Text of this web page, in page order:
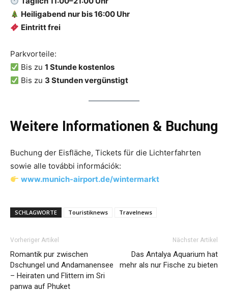
Heiligabend nur bis 16:00 Uhr
Eintritt frei
Parkvorteile:
Bis zu1 Stunde kostenlos
Bis zu 3 Stunden vergünstigt
Weitere Informationen & Buchung
Buchung der Eisfläche, Tickets für die Lichterfahrten
sowie alle további információk:
www.munich-airport.de/wintermarkt
SCHLAGWORTE Touristiknews Travelnews
Vorheriger Artikel
Romantik pur zwischen
Dschungel und Andamanensee
– Heiraten und Flittern im Sri
panwa auf Phuket
Nächster Artikel
Das Antalya Aquarium hat
mehr als nur Fische zu bieten